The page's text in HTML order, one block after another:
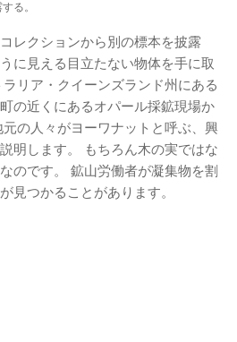
る。
レクションから別の標本を披露
に見える目立たない物体を手に取
リア・クイーンズランド州にある
の近くにあるオパール採鉱現場か
の人々がヨーワナットと呼ぶ、興
明します。 もちろん木の実ではな
のです。 鉱山労働者が凝集物を割
見つかることがあります。